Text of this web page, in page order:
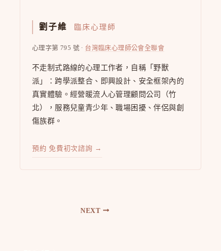
劉子維 臨床心理師
心理字第 795 號 · 台灣臨床心理師公會全聯會
不走制式路線的心理工作者，自稱「野獸
派」：跨學派整合、即興設計、安全框架內的
真實體驗。經營暖流人心管理顧問公司（竹
北），服務兒童青少年、職場困擾、伴侶與創
傷族群。
預約 免費初次諮詢 →
NEXT